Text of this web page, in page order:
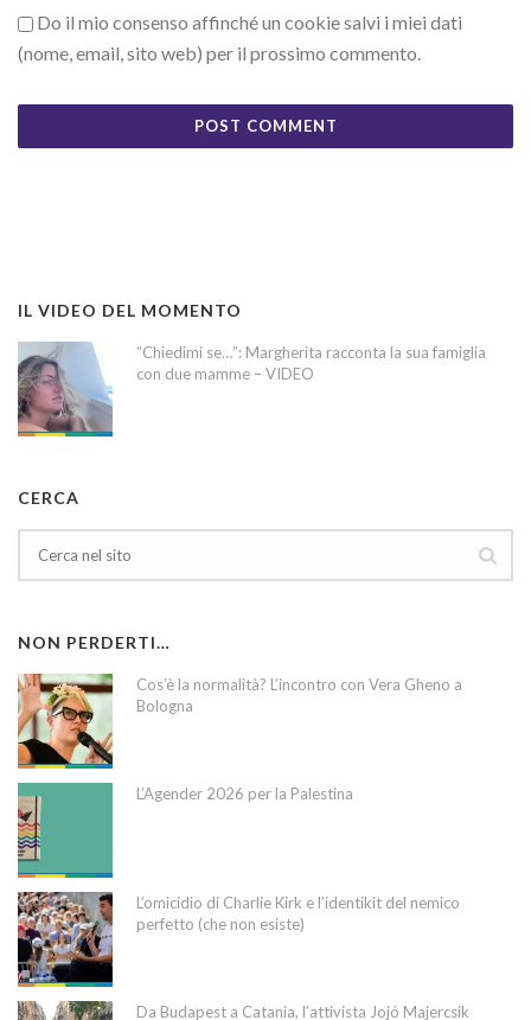
Do il mio consenso affinché un cookie salvi i miei dati
(nome, email, sito web) per il prossimo commento.
IL VIDEO DEL MOMENTO
“Chiedimi se…”: Margherita racconta la sua famiglia
con due mamme – VIDEO
CERCA
NON PERDERTI…
Cos’è la normalità? L’incontro con Vera Gheno a
Bologna
L’Agender 2026 per la Palestina
L’omicidio di Charlie Kirk e l’identikit del nemico
perfetto (che non esiste)
Da Budapest a Catania, l’attivista Jojó Majercsik